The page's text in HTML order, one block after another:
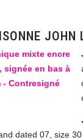
JOHN
dated 07, size